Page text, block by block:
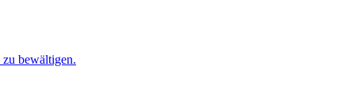
bewältigen.